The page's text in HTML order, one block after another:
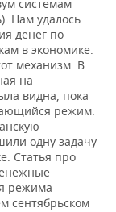
системам
Нам удалось
денег по
в экономике.
механизм. В
на
видна, пока
режим.
одну задачу
Статья про
режима
сентябрьском